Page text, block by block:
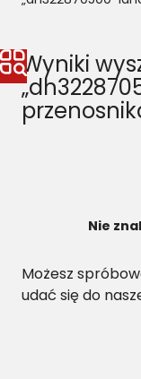
Wyniki
Nie
Możesz
udać się do